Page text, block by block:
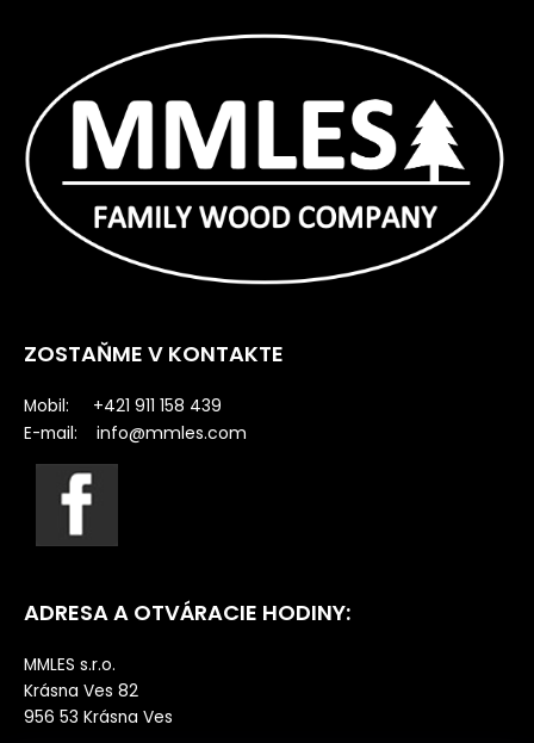
ZOSTAŇME V KONTAKTE
Mobil: +421 911 158 439
E-mail: info@mmles.com
ADRESA A OTVÁRACIE HODINY:
MMLES s.r.o.
Krásna Ves 82
956 53 Krásna Ves